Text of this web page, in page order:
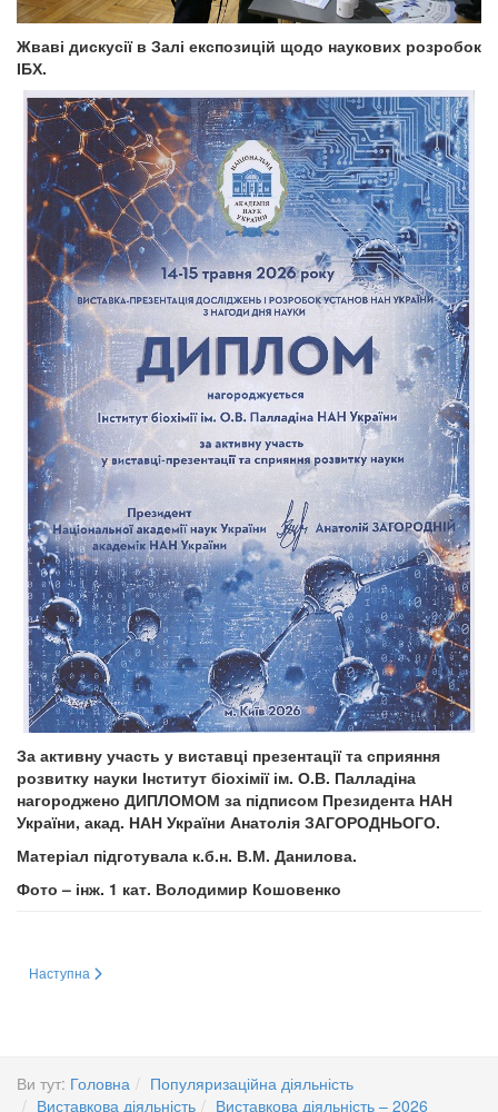
Жваві дискусії в Залі експозицій щодо наукових розробок
ІБХ.
За активну участь у виставці презентації та сприяння
розвитку науки Інститут біохімії ім. О.В. Палладіна
нагороджено ДИПЛОМОМ за підписом Президента НАН
України, акад. НАН України Анатолія ЗАГОРОДНЬОГО.
Матеріал підготувала к.б.н. В.М. Данилова.
Фото – інж. 1 кат. Володимир Кошовенко
Наступна стаття: XXIV Міжнародний промисловий форум – 2026
Наступна
Ви тут: Головна
Популяризаційна діяльність
Виставкова діяльність
Виставкова діяльність – 2026